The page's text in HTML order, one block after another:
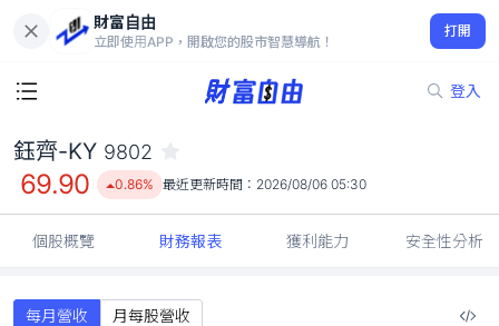
財富自由
立即使用APP，開啟您的股市智慧導航！
打開
登入
69.90
0.86%
鈺齊-KY 9802
69.90 0.86% 最近更新時間： 2026/08/06 05:30
個股概覽 財務報表 獲利能力 安全性分析
每月營收 月每股營收